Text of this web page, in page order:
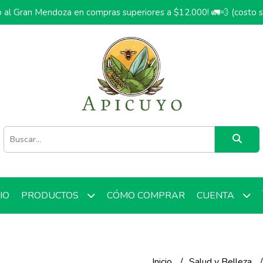
al Gran Mendoza en compras superiores a $12.000! 🚛💨 (costo
PRODUCTOS CÓMO COMPRAR CUENTA